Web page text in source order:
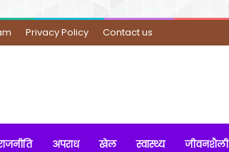
Privacy Policy Contact us
अपराध खेल स्वास्थ्य जीवनशैली